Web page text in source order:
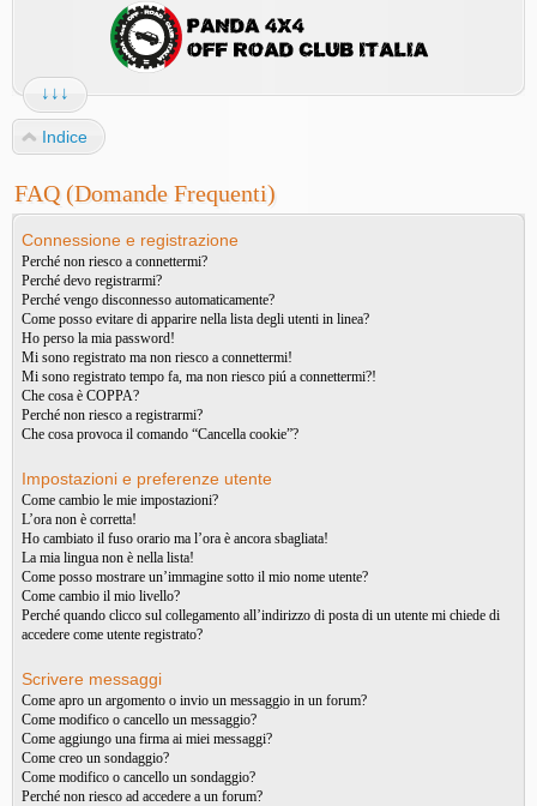
↓↓↓
Indice
FAQ (Domande Frequenti)
Connessione e registrazione
Perché non riesco a connettermi?
Perché devo registrarmi?
Perché vengo disconnesso automaticamente?
Come posso evitare di apparire nella lista degli utenti in linea?
Ho perso la mia password!
Mi sono registrato ma non riesco a connettermi!
Mi sono registrato tempo fa, ma non riesco piú a connettermi?!
Che cosa è COPPA?
Perché non riesco a registrarmi?
Che cosa provoca il comando “Cancella cookie”?
Impostazioni e preferenze utente
Come cambio le mie impostazioni?
L’ora non è corretta!
Ho cambiato il fuso orario ma l’ora è ancora sbagliata!
La mia lingua non è nella lista!
Come posso mostrare un’immagine sotto il mio nome utente?
Come cambio il mio livello?
Perché quando clicco sul collegamento all’indirizzo di posta di un utente mi chiede di
accedere come utente registrato?
Scrivere messaggi
Come apro un argomento o invio un messaggio in un forum?
Come modifico o cancello un messaggio?
Come aggiungo una firma ai miei messaggi?
Come creo un sondaggio?
Come modifico o cancello un sondaggio?
Perché non riesco ad accedere a un forum?